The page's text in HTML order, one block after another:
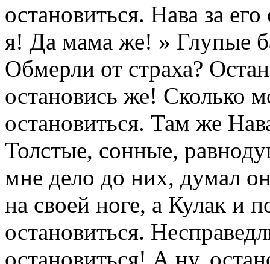
остановиться. Нава за
я! Да мама же! » Глупые
Обмерли от страха?
остановись же! Сколько
остановиться. Там же
Толстые, сонные,
мне дело до них, думал
на своей ноге, а Кулак и
остановиться.
остановиться! А ну,